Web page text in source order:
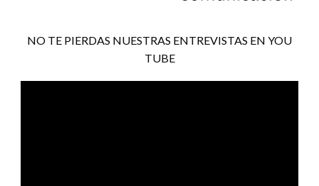
NO TE PIERDAS NUESTRAS ENTREVISTAS EN YOU
TUBE